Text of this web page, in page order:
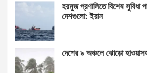
হরমুজ প্রণালিতে বিশেষ সুবিধা
দেশগুলো: ইরান
দেশের ৯ অঞ্চলে ঝোড়ো